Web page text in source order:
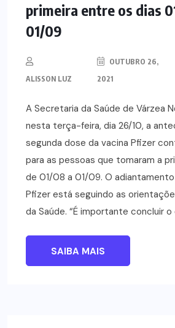
primeira entre os dias
01/09
ALISSON LUZ
OUTUBRO 26,
2021
A Secretaria da Saúde de Várzea
nesta terça-feira, dia 26/10, a
segunda dose da vacina Pfizer
para as pessoas que tomaram a
de 01/08 a 01/09. O
Pfizer está seguindo as
da Saúde. “É importante concluir o
SAIBA MAIS